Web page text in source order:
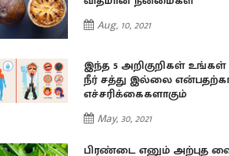
Aug, 10, 2021
இந்த 5 அறிகுறிகள்
நீர் சத்து இல்லை
எச்சரிக்கைகளாகும்
May, 30, 2021
பிரண்டை எனும் அற்புத